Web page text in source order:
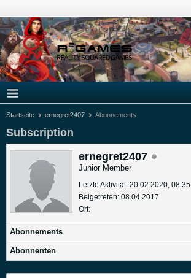
Startseite ernegret2407 Abonnements
Subscription
ernegret2407
Junior Member
Letzte Aktivität: 20.02.2020, 08:35
Beigetreten: 08.04.2017
Ort:
Abonnements
Abonnenten